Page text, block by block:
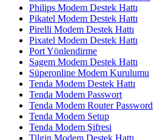
Philips Modem Destek Hattı
Pikatel Modem Destek Hattı
Pirelli Modem Destek Hattı
Pixatel Modem Destek Hattı
Port Yönlendirme
Sagem Modem Destek Hattı
Süperonline Modem Kurulumu
Tenda Modem Destek Hattı
Tenda Modem Passwort
Tenda Modem Router Password
Tenda Modem Setup
Tenda Modem Şifresi
Tilgin Modem Destek Hattı